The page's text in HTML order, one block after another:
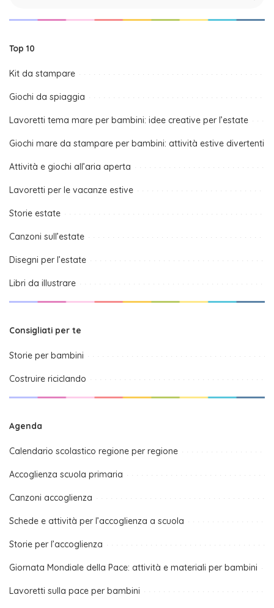
Top 10
Kit da stampare
Giochi da spiaggia
Lavoretti tema mare per bambini: idee creative per l’estate
Giochi mare da stampare per bambini: attività estive divertenti
Attività e giochi all’aria aperta
Lavoretti per le vacanze estive
Storie estate
Canzoni sull’estate
Disegni per l’estate
Libri da illustrare
Consigliati per te
Storie per bambini
Costruire riciclando
Agenda
Calendario scolastico regione per regione
Accoglienza scuola primaria
Canzoni accoglienza
Schede e attività per l’accoglienza a scuola
Storie per l’accoglienza
Giornata Mondiale della Pace: attività e materiali per bambini
Lavoretti sulla pace per bambini